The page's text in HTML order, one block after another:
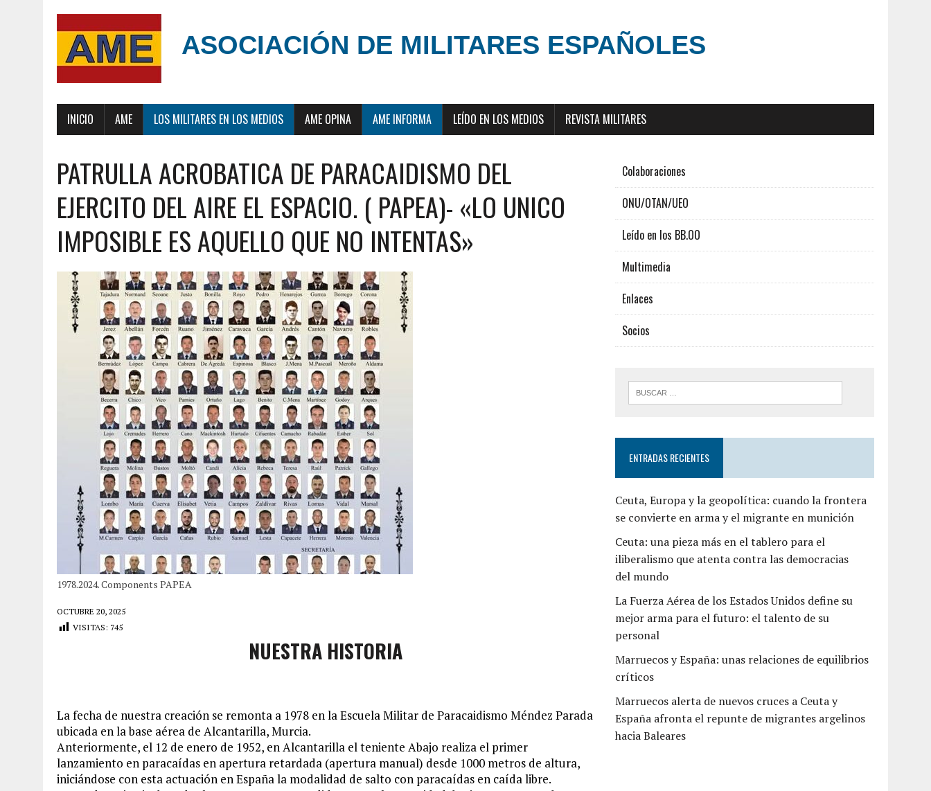
ASOCIACIÓN DE MILITARES ESPAÑOLES
INICIO AME LOS MILITARES EN LOS MEDIOS AME OPINA AME INFORMA LEÍDO EN LOS MEDIOS REVISTA MILITARES
PATRULLA ACROBATICA DE PARACAIDISMO DEL
EJERCITO DEL AIRE EL ESPACIO. ( PAPEA)- «LO UNICO
IMPOSIBLE ES AQUELLO QUE NO INTENTAS»
1978.2024. Components PAPEA
OCTUBRE 20, 2025
VISITAS: 745
NUESTRA HISTORIA
La fecha de nuestra creación se remonta a 1978 en la Escuela Militar de Paracaidismo Méndez Parada
ubicada en la base aérea de Alcantarilla, Murcia.
Anteriormente, el 12 de enero de 1952, en Alcantarilla el teniente Abajo realiza el primer
lanzamiento en paracaídas en apertura retardada (apertura manual) desde 1000 metros de altura,
iniciándose con esta actuación en España la modalidad de salto con paracaídas en caída libre.
Colaboraciones
ONU/OTAN/UEO
Leído en los BB.OO
Multimedia
Enlaces
Socios
ENTRADAS RECIENTES
Ceuta, Europa y la geopolítica: cuando la frontera
se convierte en arma y el migrante en munición
Ceuta: una pieza más en el tablero para el
iliberalismo que atenta contra las democracias
del mundo
La Fuerza Aérea de los Estados Unidos define su
mejor arma para el futuro: el talento de su
personal
Marruecos y España: unas relaciones de equilibrios
críticos
Marruecos alerta de nuevos cruces a Ceuta y
España afronta el repunte de migrantes argelinos
hacia Baleares